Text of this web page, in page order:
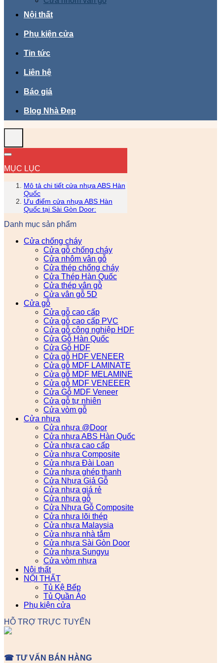
Nội thất
Phụ kiện cửa
Tin tức
Liên hệ
Báo giá
Blog Nhà Đẹp
MỤC LỤC
Mô tả chi tiết cửa nhựa ABS Hàn
Quốc
Ưu điểm cửa nhựa ABS Hàn
Quốc tại Sài Gòn Door:
Danh mục sản phẩm
Cửa chống cháy
Cửa gỗ chống cháy
Cửa nhôm vân gỗ
Cửa thép chống cháy
Cửa Thép Hàn Quốc
Cửa thép vân gỗ
Cửa vân gỗ 5D
Cửa gỗ
Cửa gỗ cao cấp
Cửa gỗ cao cấp PVC
Cửa gỗ công nghiệp HDF
Cửa Gỗ Hàn Quốc
Cửa Gỗ HDF
Cửa gỗ HDF VENEER
Cửa gỗ MDF LAMINATE
Cửa gỗ MDF MELAMINE
Cửa gỗ MDF VENEEER
Cửa Gỗ MDF Veneer
Cửa gỗ tự nhiên
Cửa vòm gỗ
Cửa nhựa
Cửa nhựa @Door
Cửa nhựa ABS Hàn Quốc
Cửa nhựa cao cấp
Cửa nhựa Composite
Cửa nhựa Đài Loan
Cửa nhựa ghép thanh
Cửa Nhựa Giả Gỗ
Cửa nhựa giá rẻ
Cửa nhựa gỗ
Cửa Nhựa Gỗ Composite
Cửa nhựa lõi thép
Cửa nhựa Malaysia
Cửa nhựa nhà tắm
Cửa nhựa Sài Gòn Door
Cửa nhựa Sungyu
Cửa vòm nhựa
Nội thất
NỘI THẤT
Tủ Kệ Bếp
Tủ Quần Áo
Phụ kiện cửa
HỖ TRỢ TRỰC TUYẾN
☎ TƯ VẤN BÁN HÀNG